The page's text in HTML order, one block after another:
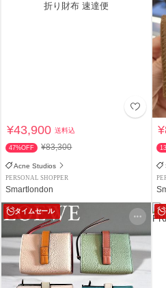
¥43,900送料込
47%OFF ¥83,300
Acne Studios
PERSONAL SHOPPER
Smartlondon
タイムセール